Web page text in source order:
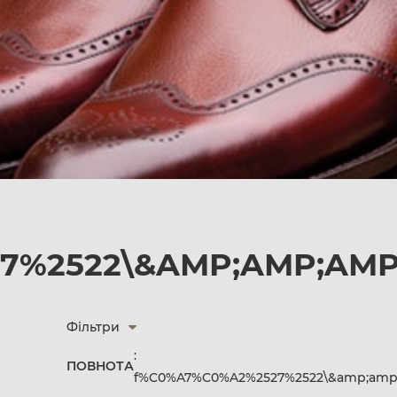
Фільтри
ПОВНОТА
: